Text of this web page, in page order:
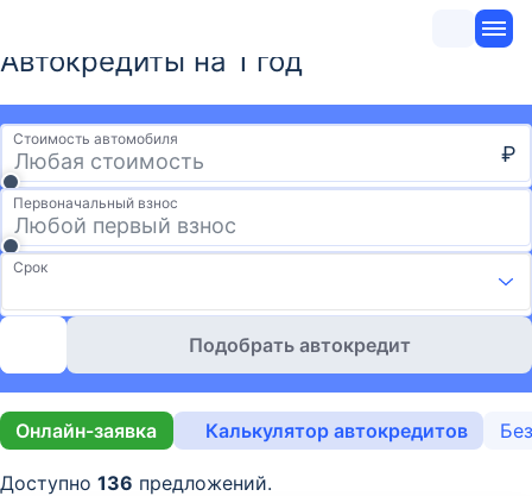
Автокредиты на 1 год
Стоимость автомобиля
₽
Первоначальный взнос
Срок
Подобрать автокредит
Онлайн-заявка Калькулятор автокредитов
Доступно 136 предложений.